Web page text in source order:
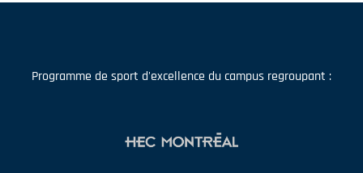
Programme de sport d'excellence du campus regroupant :